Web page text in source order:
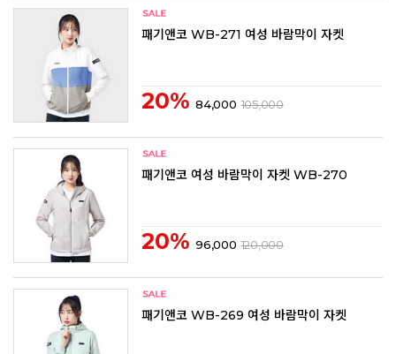
패기앤코 WB-271 여성 바람막이 자켓
20% 84,000 105,000
패기앤코 여성 바람막이 자켓 WB-270
20% 96,000 120,000
패기앤코 WB-269 여성 바람막이 자켓